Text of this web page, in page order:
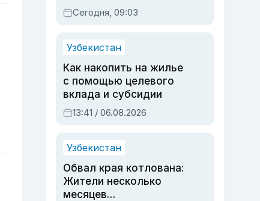
паспорт
Сегодня, 09:03
Узбекистан
Как накопить на жилье
с помощью целевого
вклада и субсидии
13:41 / 06.08.2026
Узбекистан
Обвал края котлована:
Жители несколько
месяцев